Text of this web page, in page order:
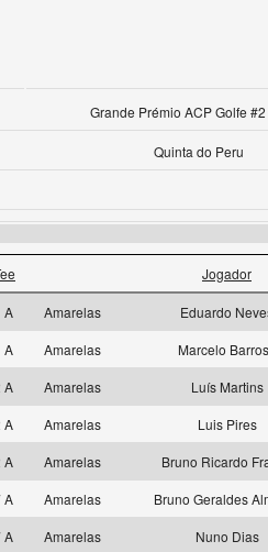
Grande Prémio ACP Golfe
Quinta do Peru
Jogador
A Amarelas
Eduardo
A Amarelas
Marcelo
A Amarelas
Luís Martins
A Amarelas
Luis Pires
A Amarelas
Bruno Ricardo
A Amarelas
Bruno Geraldes
A Amarelas
Nuno Dias